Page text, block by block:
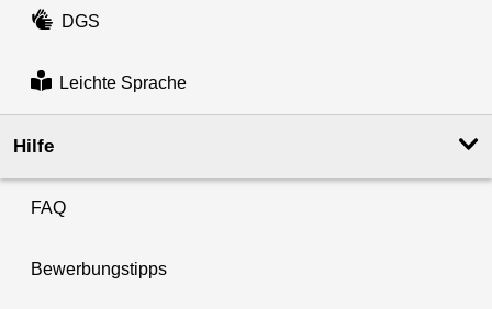
DGS
Leichte Sprache
Hilfe
FAQ
Bewerbungstipps